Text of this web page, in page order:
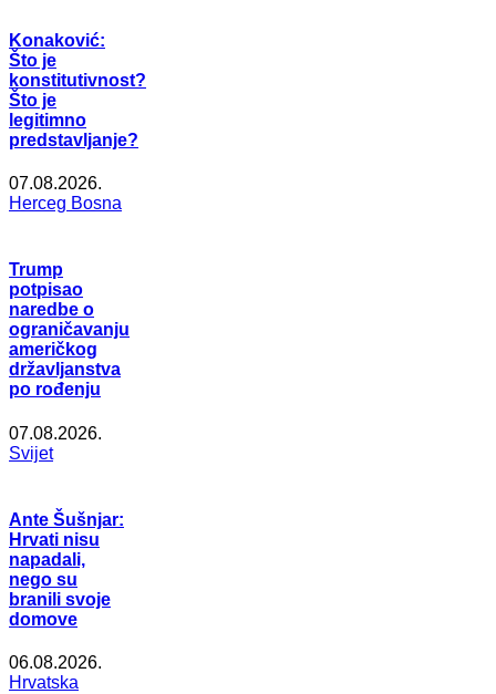
Konaković:
Što je
konstitutivnost?
Što je
legitimno
predstavljanje?
07.08.2026.
Herceg Bosna
Trump
potpisao
naredbe o
ograničavanju
američkog
državljanstva
po rođenju
07.08.2026.
Svijet
Ante Šušnjar:
Hrvati nisu
napadali,
nego su
branili svoje
domove
06.08.2026.
Hrvatska